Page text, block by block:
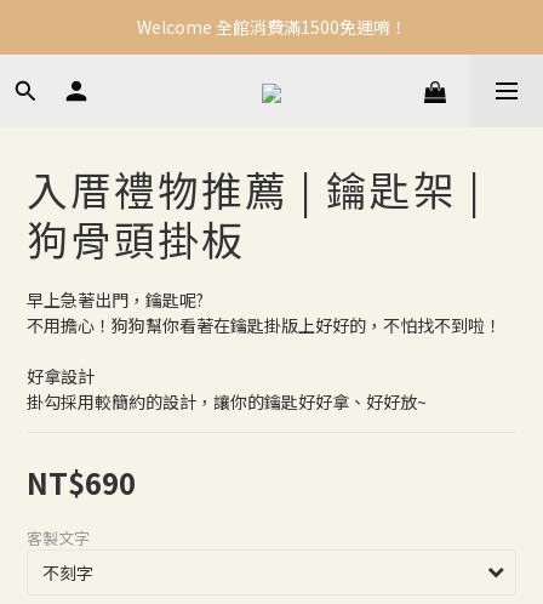
Welcome 全館消費滿1500免運唷！
入厝禮物推薦 | 鑰匙架 |
狗骨頭掛板
早上急著出門，鑰匙呢?
不用擔心！狗狗幫你看著在鑰匙掛版上好好的，不怕找不到啦！
好拿設計
掛勾採用較簡約的設計，讓你的鑰匙好好拿、好好放~
NT$690
客製文字